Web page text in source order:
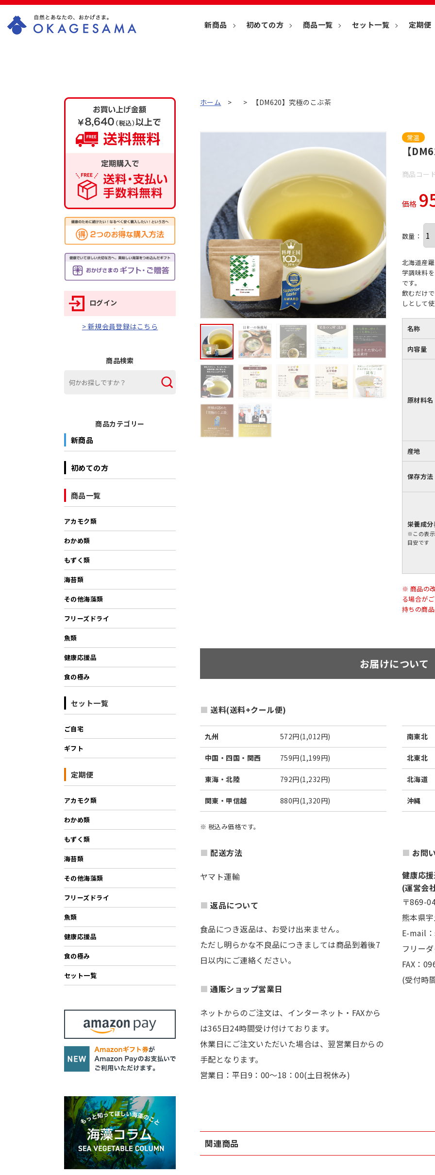
の公式通販ショッ
新商品 初めての方 商品一覧 セット一覧 定期便
ホーム 【DM620】究極のこぶ茶
常温
【
商品コー
価格
数量：
北海道産
学調味料
です。
飲むだけ
しとして
名称
内容量
原材料名
産地
保存方法
栄養成
※この表
目安です
※ 商品の
る場合が
持ちの商
お届けについて
送料(送料+クール便)
九州 572円(1,012円)
中国・四国・関西 759円(1,199円)
東海・北陸 792円(1,232円)
関東・甲信越 880円(1,320円)
南東北
北東北
北海道
沖縄
※ 税込み価格です。
配送方法
ヤマト運輸
返品について
食品につき返品は、お受け出来ません。
ただし明らかな不良品につきましては商品到着後7
日以内にご連絡ください。
通販ショップ営業日
ネットからのご注文は、インターネット・FAXから
は365日24時間受け付けております。
休業日にご注文いただいた場合は、翌営業日からの
手配となります。
営業日：平日9：00～18：00(土日祝休み)
お問
健康応
(運営会
〒869-
熊本県
E-mail
フリー
FAX：
(受付時
関連商品
ログイン
> 新規会員登録はこちら
商品検索
商品カテゴリー
新商品
初めての方
商品一覧
アカモク類
わかめ類
もずく類
海苔類
その他海藻類
フリーズドライ
魚類
健康応援品
食の極み
セット一覧
ご自宅
ギフト
定期便
アカモク類
わかめ類
もずく類
海苔類
その他海藻類
フリーズドライ
魚類
健康応援品
食の極み
セット一覧